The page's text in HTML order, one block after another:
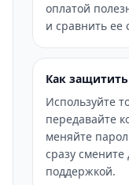
оплатой
и сравнить ее
Как
Используйте
передавайте
меняйте
сразу
поддержкой.